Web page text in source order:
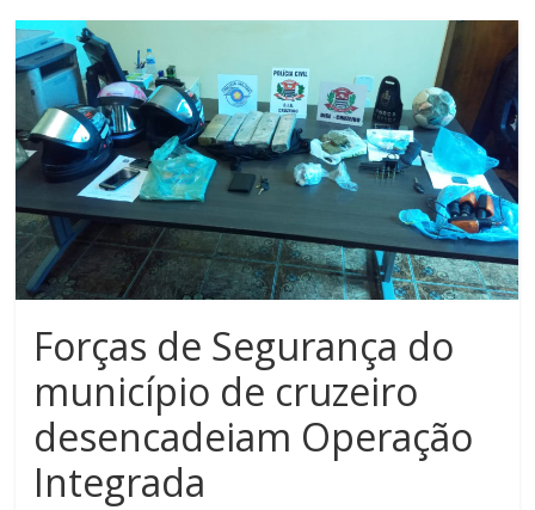
Forças de Segurança do
município de cruzeiro
desencadeiam Operação
Integrada